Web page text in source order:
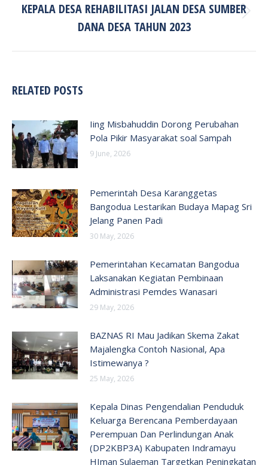
Next
post:
KEPALA DESA REHABILITASI JALAN DESA SUMBER
DANA DESA TAHUN 2023
RELATED POSTS
Iing Misbahuddin Dorong Perubahan
Pola Pikir Masyarakat soal Sampah
9 June, 2026
Pemerintah Desa Karanggetas
Bangodua Lestarikan Budaya Mapag Sri
Jelang Panen Padi
30 May, 2026
Pemerintahan Kecamatan Bangodua
Laksanakan Kegiatan Pembinaan
Administrasi Pemdes Wanasari
29 May, 2026
BAZNAS RI Mau Jadikan Skema Zakat
Majalengka Contoh Nasional, Apa
Istimewanya ?
25 May, 2026
Kepala Dinas Pengendalian Penduduk
Keluarga Berencana Pemberdayaan
Perempuan Dan Perlindungan Anak
(DP2KBP3A) Kabupaten Indramayu
HIman Sulaeman Targetkan Peningkatan